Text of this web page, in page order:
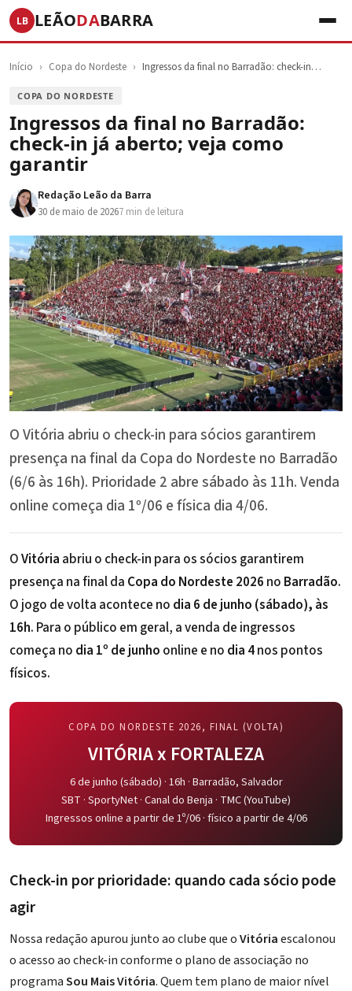
LB LEÃODABARRA
Início › Copa do Nordeste › Ingressos da final no Barradão: check-in…
COPA DO NORDESTE
Ingressos da final no Barradão:
check-in já aberto; veja como
garantir
Redação Leão da Barra
30 de maio de 20267 min de leitura
O Vitória abriu o check-in para sócios garantirem
presença na final da Copa do Nordeste no Barradão
(6/6 às 16h). Prioridade 2 abre sábado às 11h. Venda
online começa dia 1º/06 e física dia 4/06.
OVitória abriu o check-in para os sócios garantirem
presença na final da Copa do Nordeste 2026 no Barradão.
O jogo de volta acontece no dia 6 de junho (sábado), às
16h. Para o público em geral, a venda de ingressos
começa no dia 1º de junho online e no dia 4nos pontos
físicos.
COPA DO NORDESTE 2026, FINAL (VOLTA)
VITÓRIA x FORTALEZA
6 de junho (sábado) · 16h ·Barradão, Salvador
SBT · SportyNet · Canal do Benja · TMC (YouTube)
Ingressos online a partir de 1º/06 · físico a partir de 4/06
Check-in por prioridade: quando cada sócio pode
agir
Nossa redação apurou junto ao clube que oVitóriaescalonou
o acesso ao check-in conforme o plano de associação no
programaSou Mais Vitória. Quem tem plano de maior nível